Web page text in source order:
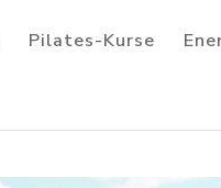
Pilates-Kurse